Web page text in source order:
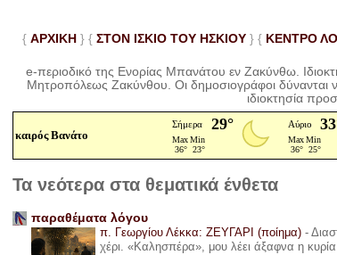
{ ΑΡΧΙΚΗ } { ΣΤΟΝ ΙΣΚΙΟ ΤΟΥ ΗΣΚΙΟΥ } { ΚΕΝΤΡΟ
e-περιοδικό της Ενορίας Μπανάτου εν Ζακύνθω.
Μητροπόλεως Ζακύνθου.Οι δημοσιογράφοι δύνανται
ιδιοκτησία
καιρός Βανάτο
Τα νεότερα στα θεματικά ένθετα
παραθέματα λόγου
π. Γεωργίου Λέκκα: ΖΕΥΓΑΡΙ (ποίημα) -
χέρι. «Καλησπέρα», μου λέει άξαφνα η